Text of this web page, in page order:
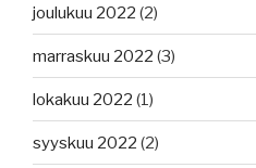
joulukuu 2022 (2)
marraskuu 2022 (3)
lokakuu 2022 (1)
syyskuu 2022 (2)